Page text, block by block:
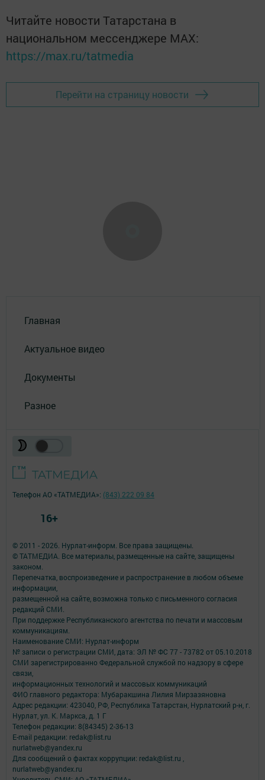
Читайте новости Татарстана в
национальном мессенджере MАХ:
https://max.ru/tatmedia
Перейти на страницу новости
Главная
Актуальное видео
Документы
Разное
© 2011 - 2026. Нурлат-⁠информ. Все права защищены.
© ТАТМЕДИА. Все материалы, размещенные на сайте, защищены
законом.
Перепечатка, воспроизведение и распространение в любом объеме
информации,
размещенной на сайте, возможна только с письменного согласия
редакций СМИ.
При поддержке Республиканского агентства по печати и массовым
коммуникациям.
Наименование СМИ: Нурлат-⁠информ
№ записи о регистрации СМИ, дата: ЭЛ № ФС 77 -⁠ 73782 от 05.10.2018
СМИ зарегистрированно Федеральной службой по надзору в сфере
связи,
информационных технологий и массовых коммуникаций
ФИО главного редактора: Мубаракшина Лилия Мирзазяновна
Адрес редакции: 423040, РФ, Республика Татарстан, Нурлатский р-н, г.
Нурлат, ул. К. Маркса, д. 1 Г
Телефон редакции: 8(84345) 2-36-13
E-mail редакции: redak@list.ru
nurlatweb@yandex.ru
Для сообщений о фактах коррупции: redak@list.ru ,
nurlatweb@yandex.ru
Телефон АО «ТАТМЕДИА»: (843) 222 09 84
16+